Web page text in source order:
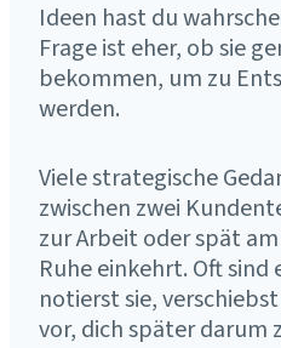
Ideen hast du
Frage ist eher, ob sie
bekommen, um zu
werden.
Viele strategische
zwischen zwei
zur Arbeit oder spät
Ruhe einkehrt. Oft sind
notierst sie,
vor, dich später darum